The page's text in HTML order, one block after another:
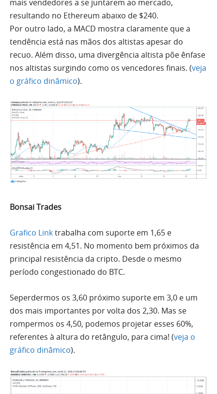
mais vendedores a se juntarem ao mercado,
resultando no Ethereum abaixo de $240.
Por outro lado, a MACD mostra claramente que a
tendência está nas mãos dos altistas apesar do
recuo. Além disso, uma divergência altista põe ênfase
nos altistas surgindo como os vencedores finais. (veja
o gráfico dinâmico).
Bonsai Trades
Grafico Linktrabalha com suporte em 1,65 e
resistência em 4,51. No momento bem próximos da
principal resistência da cripto. Desde o mesmo
período congestionado do BTC.
Seperdermos os 3,60 próximo suporte em 3,0 e um
dos mais importantes por volta dos 2,30. Mas se
rompermos os 4,50, podemos projetar esses 60%,
referentes à altura do retângulo, para cima! (veja o
gráfico dinâmico).